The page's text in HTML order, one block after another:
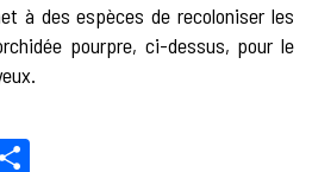
à des espèces de recoloniser les
pourpre, ci-dessus, pour le